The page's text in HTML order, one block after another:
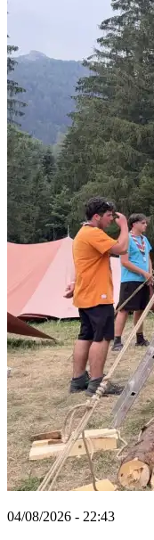
04/08/2026 - 22:43